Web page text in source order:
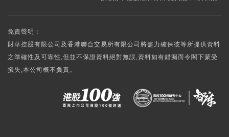
免責聲明：
財華控股有限公司及香港聯合交易所有限公司將盡力確保彼等所提供資料
之準確性及可靠性,但並不保證資料絕對無誤,資料如有錯漏而令閣下蒙受
損失,本公司概不負責。